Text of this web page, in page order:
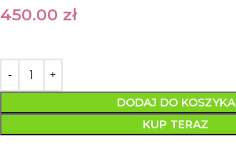
450.00 zł
DODAJ DO KOSZYKA
KUP TERAZ